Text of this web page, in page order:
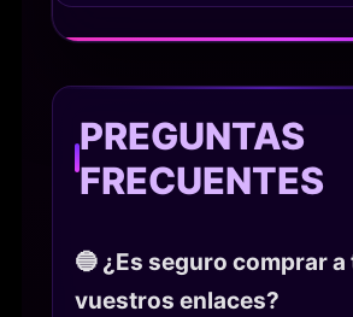
PREGUNTAS
FRECUENTES
🔵 ¿Es seguro comprar
vuestros enlaces?